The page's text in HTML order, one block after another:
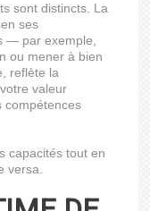
sont distincts. La
ses
— par exemple,
ou mener à bien
reflète la
valeur
compétences
capacités tout en
versa.